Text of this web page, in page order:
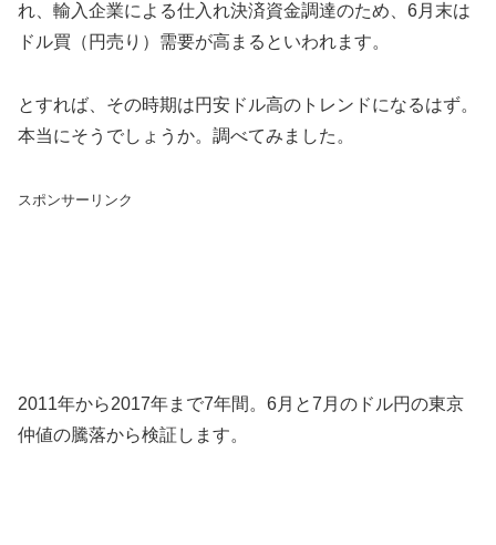
れ、輸入企業による仕入れ決済資金調達のため、6月末は
ドル買（円売り）需要が高まるといわれます。
とすれば、その時期は円安ドル高のトレンドになるはず。
本当にそうでしょうか。調べてみました。
スポンサーリンク
2011年から2017年まで7年間。6月と7月のドル円の東京
仲値の騰落から検証します。